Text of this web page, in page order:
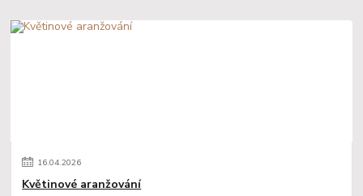
16.04.2026
Květinové aranžování